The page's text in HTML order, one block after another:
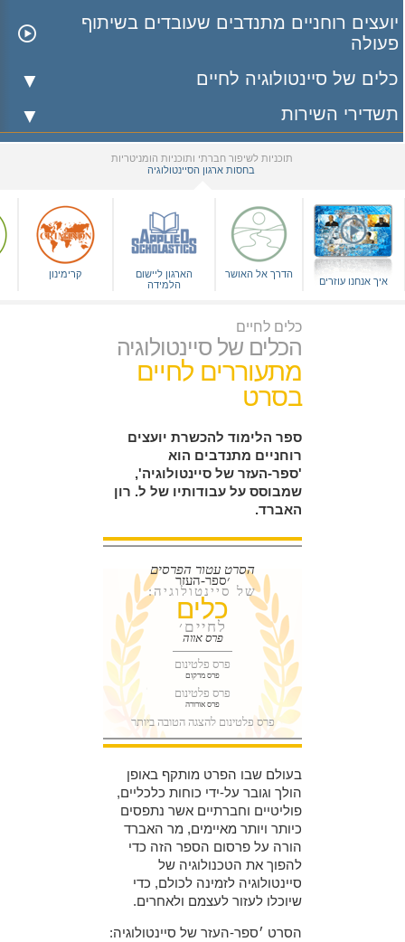
יועצים רוחניים מתנדבים שעובדים בשיתוף
פעולה
כלים של סיינטולוגיה לחיים
תשדירי השירות
תוכניות לשיפור חברתי ותוכניות הומניטריות
בחסות ארגון הסיינטולוגיה
איך אנחנו עוזרים
הדרך אל האושר
הארגון ליישום
הלמידה
קרימינון
כלים לחיים
הכלים של סיינטולוגיה
מתעוררים לחיים
בסרט
ספר הלימוד להכשרת יועצים
רוחניים מתנדבים הוא
'ספר-העזר של סיינטולוגיה',
שמבוסס על עבודותיו של ל. רון
האברד.
הסרט עטור הפרסים
׳ספר-העזר
של סיינטולוגיה:
כלים
לחיים׳
פרס אווה
פרס פלטינום
פרס מרקום
פרס פלטינום
פרס אורורה
פרס פלטינום להצגה הטובה ביותר
בעולם שבו הפרט מותקף באופן
הולך וגובר על-ידי כוחות כלכליים,
פוליטיים וחברתיים אשר נתפסים
כיותר ויותר מאיימים, מר האברד
הורה על פרסום הספר הזה כדי
להפוך את הטכנולוגיה של
סיינטולוגיה לזמינה לכולם, כדי
שיוכלו לעזור לעצמם ולאחרים.
הסרט ׳ספר-העזר של סיינטולוגיה: